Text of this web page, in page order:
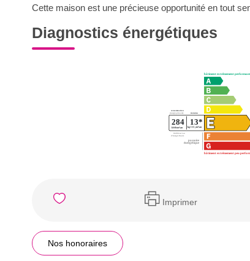
Cette maison est une précieuse opportunité en tout
Diagnostics énergétiques
Imprimer
Nos honoraires